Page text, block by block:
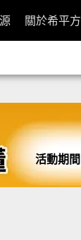
關於希平方
活動期間